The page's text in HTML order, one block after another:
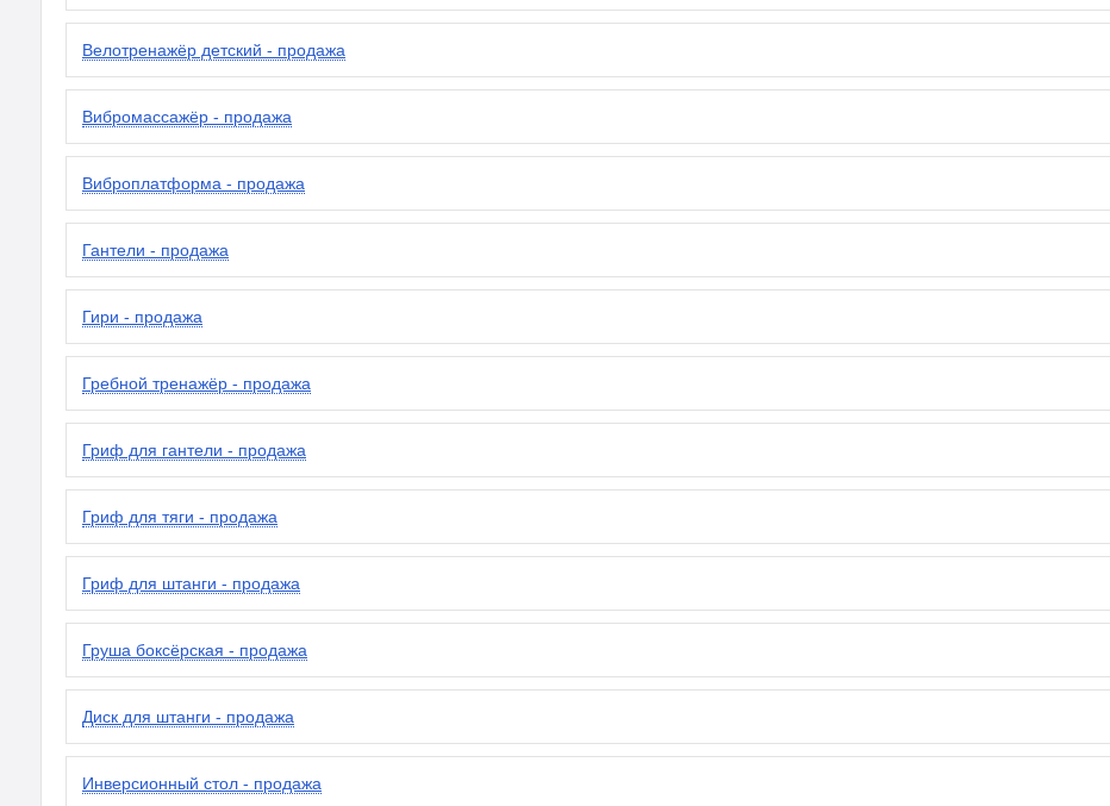
Велотренажёр детский - продажа
Вибромассажёр - продажа
Виброплатформа - продажа
Гантели - продажа
Гири - продажа
Гребной тренажёр - продажа
Гриф для гантели - продажа
Гриф для тяги - продажа
Гриф для штанги - продажа
Груша боксёрская - продажа
Диск для штанги - продажа
Инверсионный стол - продажа